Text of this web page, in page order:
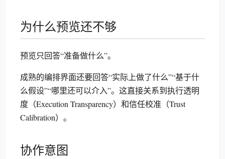
为什么预览还不够
预览只回答“准备做什么”。
成熟的编排界面还要回答“实际上做了什么”“基于什
么假设”“哪里还可以介入”。这直接关系到执行透明
度（Execution Transparency）和信任校准（Trust
Calibration）。
协作意图